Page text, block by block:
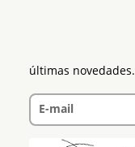
últimas novedades.
E-mail